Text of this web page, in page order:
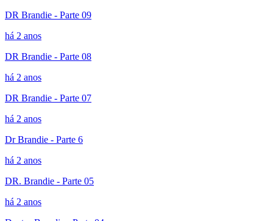
DR Brandie - Parte 09
há 2 anos
DR Brandie - Parte 08
há 2 anos
DR Brandie - Parte 07
há 2 anos
Dr Brandie - Parte 6
há 2 anos
DR. Brandie - Parte 05
há 2 anos